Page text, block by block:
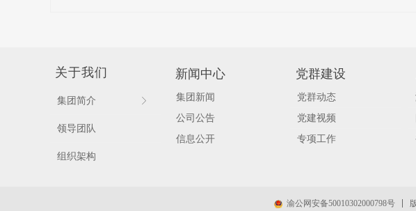
集团简介 ꁕ
领导团队
组织架构
关于我们 新闻中心
集团新闻
公司公告
信息公开
党群动态
党建视频
专项工作
党群建设
渝公网安备50010302000798号